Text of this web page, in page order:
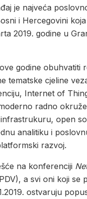
je najveća
i Hercegovini
2019. godine u
godine obuhvatiti
tematske cjeline
Internet of
radno
open
analitiku i
razvoj.
na konferenciji
a svi oni koji se
ostvaruju